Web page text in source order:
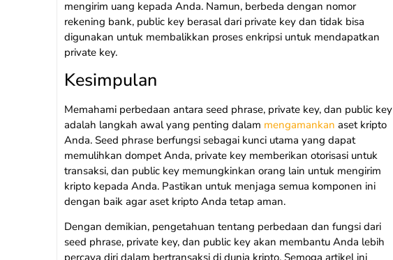
mengirim uang kepada Anda. Namun, berbeda dengan nomor
rekening bank, public key berasal dari private key dan tidak bisa
digunakan untuk membalikkan proses enkripsi untuk mendapatkan
private key.
Kesimpulan
Memahami perbedaan antara seed phrase, private key, dan public key
adalah langkah awal yang penting dalam mengamankan aset kripto
Anda. Seed phrase berfungsi sebagai kunci utama yang dapat
memulihkan dompet Anda, private key memberikan otorisasi untuk
transaksi, dan public key memungkinkan orang lain untuk mengirim
kripto kepada Anda. Pastikan untuk menjaga semua komponen ini
dengan baik agar aset kripto Anda tetap aman.
Dengan demikian, pengetahuan tentang perbedaan dan fungsi dari
seed phrase, private key, dan public key akan membantu Anda lebih